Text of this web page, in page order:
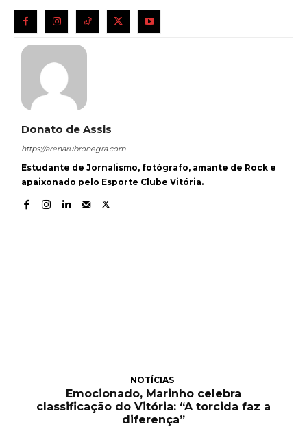
Donato de Assis
https://arenarubronegra.com
Estudante de Jornalismo, fotógrafo, amante de Rock e
apaixonado pelo Esporte Clube Vitória.
NOTÍCIAS
Emocionado, Marinho celebra
classificação do Vitória: “A torcida faz a
diferença”